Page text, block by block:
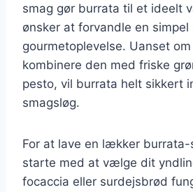
smag gør burrata til et ideelt
ønsker at forvandle en
gourmetoplevelse. Uanset
kombinere den med friske
pesto, vil burrata helt sikkert
smagsløg.
For at lave en lækker
starte med at vælge dit
focaccia eller surdejsbrød